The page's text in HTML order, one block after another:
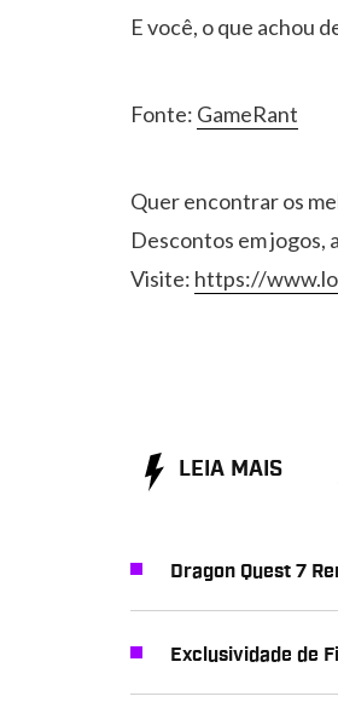
E você, o que achou
Fonte: GameRant
Quer encontrar os
Descontos em jogos,
Visite: https://
LEIA MAIS
Dragon Quest 7
Exclusividade de